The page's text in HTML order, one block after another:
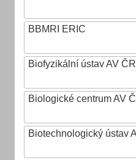
BBMRI ERIC
Biofyzikální ústav AV ČR
Biologické centrum AV
Biotechnologický ústav